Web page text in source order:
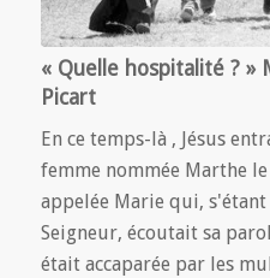
« Quelle hospitalité ? »
Picart
En ce temps-là , Jésus
femme nommée Marthe
appelée Marie qui, s'étant
Seigneur, écoutait sa
était accaparée par les